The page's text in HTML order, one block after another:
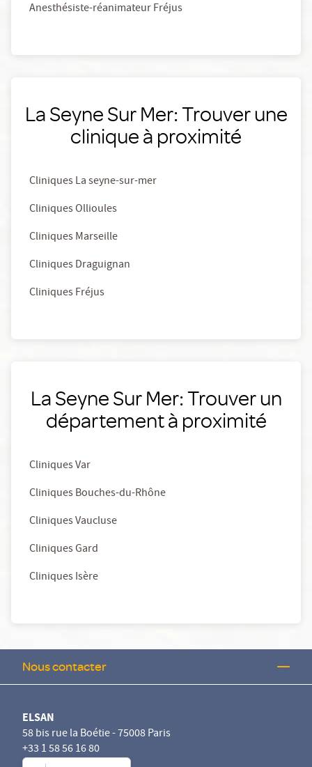
Anesthésiste-réanimateur Fréjus
La Seyne Sur Mer: Trouver une
clinique à proximité
Cliniques La seyne-sur-mer
Cliniques Ollioules
Cliniques Marseille
Cliniques Draguignan
Cliniques Fréjus
La Seyne Sur Mer: Trouver un
département à proximité
Cliniques Var
Cliniques Bouches-du-Rhône
Cliniques Vaucluse
Cliniques Gard
Cliniques Isère
Nous contacter
ELSAN
58 bis rue la Boétie - 75008 Paris
+33 1 58 56 16 80